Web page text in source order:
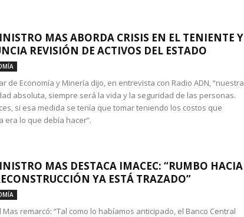
MAS ABORDA CRISIS EN EL TENIENTE Y
REVISIÓN DE ACTIVOS DEL ESTADO
de Economía y Minería dijo, en entrevista con Radio ADN, “nuestra
absoluta, siempre será la vida y la seguridad de las personas.
si esa medida se tenía que tomar teniendo los costos que
era lo que debía hacer”.
MAS DESTACA IMACEC: “RUMBO HACIA
YA ESTÁ TRAZADO”
Mas remarcó: “Tal como lo habíamos anticipado, el Banco Central